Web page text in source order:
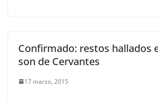
Confirmado: restos hallados
son de Cervantes
17 marzo, 2015